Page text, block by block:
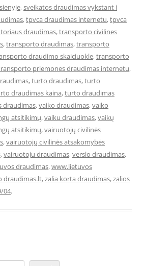
,sveikatos draudimas vykstant i
,tpvca draudimas internetu,tpvca
draudimas,transporto civilines
,transporto draudimas,transporto
draudimo skaiciuokle,transporto
priemones draudimas internetu,
,turto draudimas,turto
draudimas kaina,turto draudimas
draudimas,vaiko draudimas,vaiko
atsitikimų,vaiku draudimas,vaikų
atsitikimų,vairuotojų civilinės
,vairuotojų civilinės atsakomybės
,vairuotoju draudimas,verslo draudimas,
draudimas,www.lietuvos
draudimas.lt,zalia korta draudimas,zalios
04.